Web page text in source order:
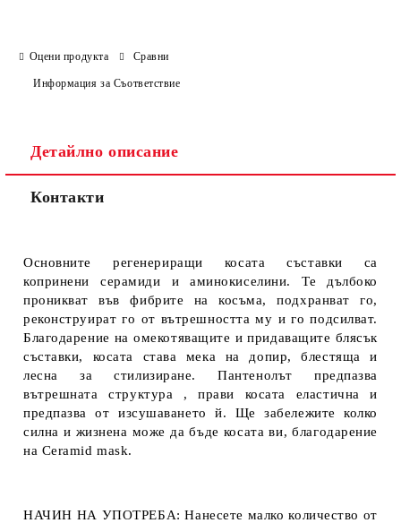
Оцени продукта Сравни
Информация за Съответствие
Детайлно описание
Контакти
Основните регенериращи косата съставки са
копринени серамиди и аминокиселини. Те дълбоко
проникват във фибрите на косъма, подхранват го,
реконструират го от вътрешността му и го подсилват.
Благодарение на омекотяващите и придаващите блясък
съставки, косата става мека на допир, блестяща и
лесна за стилизиране. Пантенолът предпазва
вътрешната структура , прави косата еластична и
предпазва от изсушаването й. Ще забележите колко
силна и жизнена може да бъде косата ви, благодарение
на Ceramid mask.
НАЧИН НА УПОТРЕБА: Нанесете малко количество от